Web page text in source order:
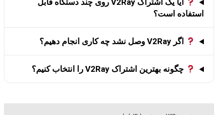
آیا یک اشتراک V2Ray روی چند دستگاه قابل
استفاده است؟
اگر V2Ray وصل نشد چه کاری انجام دهیم؟
چگونه بهترین اشتراک V2Ray را انتخاب کنیم؟